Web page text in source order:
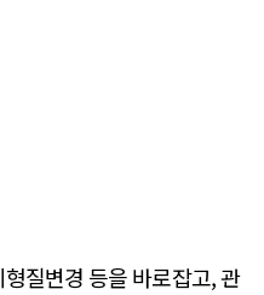
질변경 등을 바로잡고, 관